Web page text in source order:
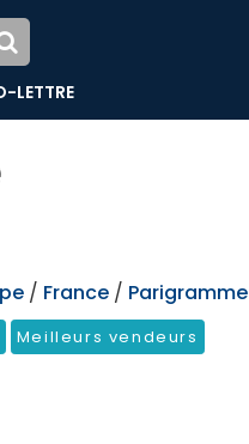
LETTRE
/ France / Parigramme
Meilleurs vendeurs